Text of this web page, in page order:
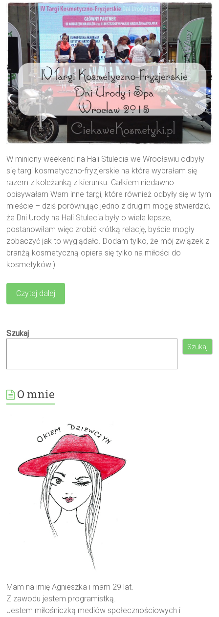
W miniony weekend na Hali Stulecia we Wrocławiu odbyły
się targi kosmetyczno-fryzjerskie na które wybrałam się
razem z koleżanką z kierunku. Całkiem niedawno
opisywałam Wam inne targi, które również odbyły się w tym
mieście – dziś porównując jedno z drugim mogę stwierdzić,
że Dni Urody na Hali Stulecia były o wiele lepsze,
postanowiłam więc zrobić krótką relację, byście mogły
zobaczyć jak to wyglądało. Dodam tylko, że mój związek z
branżą kosmetyczną opiera się tylko na miłości do
kosmetyków:)
Czytaj dalej
Szukaj
Szukaj
O mnie
Mam na imię Agnieszka i mam 29 lat.
Z zawodu jestem programistką.
Jestem miłośniczką mediów społecznościowych i